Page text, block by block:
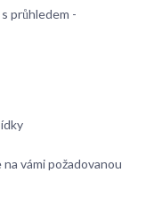
průhledem -
vámi požadovanou